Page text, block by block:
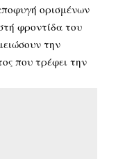
ορισμένων
φροντίδα του
την
που τρέφει την